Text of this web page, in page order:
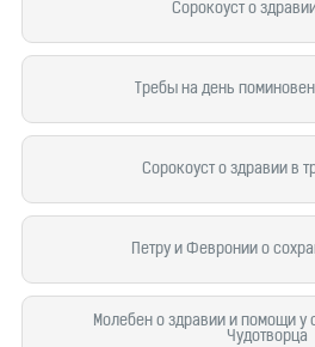
Сорокоуст о
Требы на день
Сорокоуст о здравии в
Петру и Февронии о
Молебен о здравии и помощи у
Чудотворца